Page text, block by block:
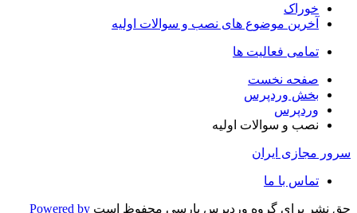
خوراک
آخرین موضوع های نصب و سوالات اولیه
تمامی فعالیت ها
صفحه نخست
بخش وردپرس
وردپرس
نصب و سوالات اولیه
سرور مجازی ایران
تماس با ما
حق نشر برای گروه وردپرس پارسی محفوظ است Powered by